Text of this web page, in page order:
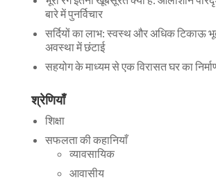
बारे में पुनर्विचार
सर्दियों का लाभ: स्वस्थ और अधिक टिकाऊ
अवस्था में छंटाई
सहयोग के माध्यम से एक विरासत घर का
श्रेणियाँ
शिक्षा
सफलता की कहानियाँ
व्यावसायिक
आवासीय